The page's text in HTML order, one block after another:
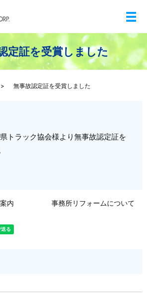
メ
定証を受賞しました
無事故認定証を受賞しました
トラック協会様より無事故認定証を
内 事務所リフォームについて